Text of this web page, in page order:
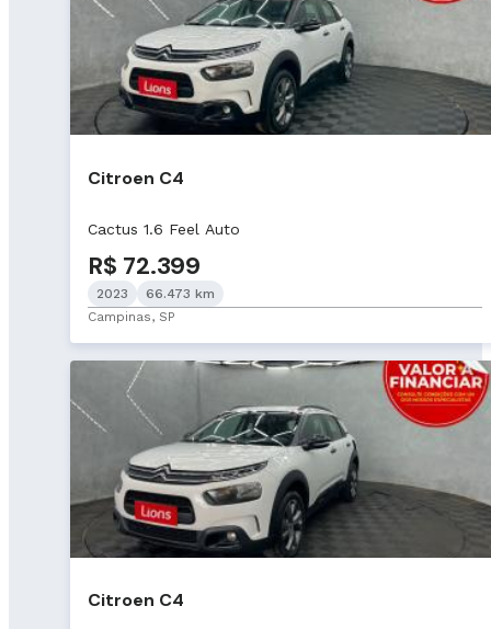
Citroen C4
Cactus 1.6 Feel Auto
R$ 72.399
2023
66.473 km
Campinas, SP
Citroen C4